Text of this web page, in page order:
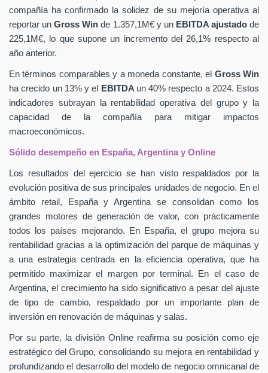
compañía ha confirmado la solidez de su mejoría operativa al
reportar unGross Winde 1.357,1M€ y un EBITDA ajustadode
225,1M€, lo que supone un incremento del 26,1% respecto al
año anterior.
En términos comparables y a moneda constante, el Gross Win
ha crecido un 13% y el
EBITDA un 40% respecto a 2024. Estos
indicadores subrayan la rentabilidad operativa del grupo y la
capacidad de la compañía para mitigar impactos
macroeconómicos.
Sólido desempeño en España, Argentina y Online
Los resultados del ejercicio se han visto respaldados por la
evolución positiva de sus principales unidades de negocio. En el
ámbito retail, España y Argentina se consolidan como los
grandes motores de generación de valor, con prácticamente
todos los países mejorando. En España, el grupo mejora su
rentabilidad gracias a la optimización del parque de máquinas y
a una estrategia centrada en la eficiencia operativa, que ha
permitido maximizar el margen por terminal. En el caso de
Argentina, el crecimiento ha sido significativo a pesar del ajuste
de tipo de cambio, respaldado por un importante plan de
inversión en renovación de máquinas y salas.
Por su parte, la división Online reafirma su posición como eje
estratégico del Grupo, consolidando su mejora en rentabilidad y
profundizando el desarrollo del modelo de negocio omnicanal de